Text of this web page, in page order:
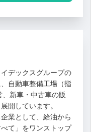
デックスグループの
自動車整備工場（指
新車・中古車の販
開しています。
業として、給油から
て」をワンストップ